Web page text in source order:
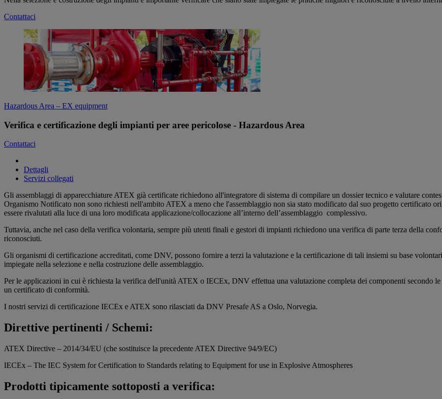
Contattaci
Hazardous Area – EX equipment
Verifica e certificazione degli impianti per aree pericolose - Hazardous Area
Contattaci
Dettagli
Servizi collegati
Gli assemblaggi di apparecchiature ATEX già certificate richiedono all'integratore di sistema di compilare un dossier tecnico e valutare
Organismo Notificato non sono richiesti nell'ambito ATEX a meno che l'assemblaggio non sia stato modificato dal suo progetto certificato
essere rivalutati alla luce di una loro modificata applicazione/collocazione all’interno dell’assemblaggio complessivo.
Tuttavia, anche nel caso della verifica volontaria, sempre più utenti finali e gestori di impianti richiedono una verifica di parte terza della
riconosciuti.
Gli organismi di certificazione accreditati, come DNV, possono fornire a terzi la valutazione e la certificazione di tali insiemi su base
impiegate nella selezione e nella costruzione delle assemblaggio.
Per le applicazioni in cui è richiesta la verifica dell'unità ATEX o IECEx, DNV effettua una valutazione completa dei componenti secondo
un certificato di conformità.
I nostri servizi di certificazione IECEx e ATEX sono rilasciati da DNV Presafe AS a Oslo, Norvegia.
Direttive pertinenti / Schemi:
ATEX Directive – 2014/34/EU (che sostituisce la precedente ATEX Directive 94/9/EC)
IECEx – The IEC System for Certification to Standards relating to Equipment for use in Explosive Atmospheres
Prodotti tipicamente sottoposti a verifica: